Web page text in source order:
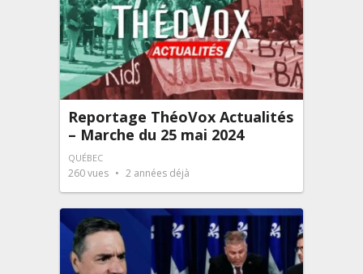
Reportage ThéoVox Actualités
– Marche du 25 mai 2024
QUÉBEC
260vues 2 années déjà